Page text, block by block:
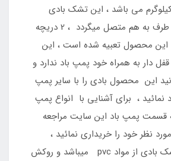
این تشکها 136 کیلوگرم می باشد ، این تشک بادی
یکنفره قفل دار از 4 طرف به هم متصل میگردد ، 2 دریچه
این محصول تعبیه شده است ، این
دار به همراه خود پمپ باد ندارد و
این محصول بادی را با سایر پمپ
نمائید ، برای آشنایی با انواع پمپ
قسمت پمپ باد این سایت مراجعه
نظر خود را خریداری نمائید ،
جنس بدنه این تشک بادی از مواد pvc میباشد و روکش